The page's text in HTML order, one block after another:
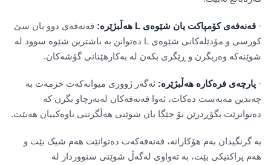
· قەنەفەی کۆمپاکت یان شێوەی L هەڵبژێرە:
قەنەفەی دوو یان سێ
کورسی و مۆدێلەکانی شێوەی L دەتوانن بە باشترین شێوە سوود لە
شوێنەکە وەربگرن و ڕێگری بکەن لە بەکارهێنانی گۆشەکان.
· پارچەی فرەکارە هەڵبژێرە: ئەگەر ژووری میوانەکەت خزمەت بە
چەندین مەبەست دەکات، ئەوا قەنەفەکان لەبەرچاو بگرن کە
دەتوانرێت بگۆڕدرێن بۆ جێگا یان شوێنی هەڵگرتنی ناوەکییان هەبێت.
بە گرنگیدان بەم هۆکارانە، قەنەفەکەت دەتوانێت هەم شیک بێت و
هەم پراکتیکی بێت، بە تەواوی لەگەڵ شوێنی سنووردار لە